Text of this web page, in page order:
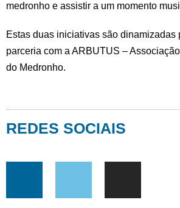
medronho e assistir a um momento
Estas duas iniciativas são dinamizadas
parceria com a ARBUTUS –
do Medronho.
REDES SOCIAIS